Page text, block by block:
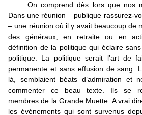
On comprend dès lors que nos
Dans une réunion – publique rassurez-
– une réunion où il y avait beaucoup de
des généraux, en retraite ou en
définition de la politique qui éclaire
politique. La politique serait l’art de
permanente et sans effusion de sang.
là, semblaient béats d’admiration et
commenter ce beau texte. Ils se
membres de la Grande Muette. A vrai
les événements qui sont survenus